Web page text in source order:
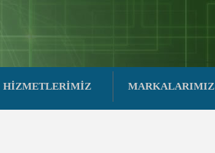
HİZMETLERİMİZ MARKALARIMIZ